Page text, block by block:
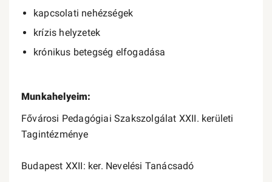
kapcsolati nehézségek
krízis helyzetek
krónikus betegség elfogadása
Munkahelyeim:
Fővárosi Pedagógiai Szakszolgálat XXII. kerületi
Tagintézménye
Budapest XXII: ker. Nevelési Tanácsadó